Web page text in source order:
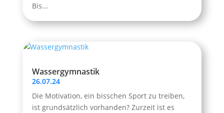
Bis...
Wassergymnastik
26.07.24
Die Motivation, ein bisschen Sport zu treiben,
ist grundsätzlich vorhanden? Zurzeit ist es